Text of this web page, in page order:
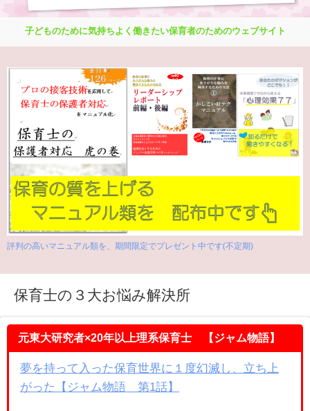
子どものために気持ちよく働きたい保育者のためのウェブサイト
評判の高いマニュアル類を、期間限定でプレゼント中です(不定期)
保育士の３大お悩み解決所
元東大研究者×20年以上理系保育士 【ジャム物語】
夢を持って入った保育世界に１度幻滅し、立ち上
がった【ジャム物語 第1話】